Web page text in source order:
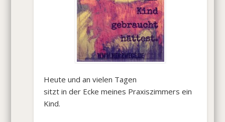
Heute und an vielen Tagen
sitzt in der Ecke meines Praxiszimmers ein
Kind.